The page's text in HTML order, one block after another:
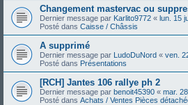
Changement mastervac ou
Dernier message par Karlito9772 « lun. 15
Posté dans Caisse / Châssis
A supprimé
Dernier message par LudoDuNord « ven.
Posté dans Présentations
[RCH] Jantes 106 rallye ph 2
Dernier message par benoit45390 « mar.
Posté dans Achats / Ventes Pièces